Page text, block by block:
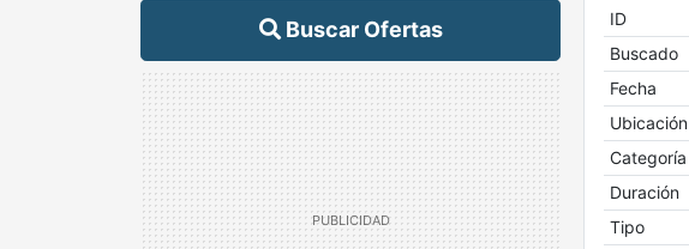
Buscar Ofertas ID
Buscado
Fecha
Ubicación
Categoría
Duración
Tipo